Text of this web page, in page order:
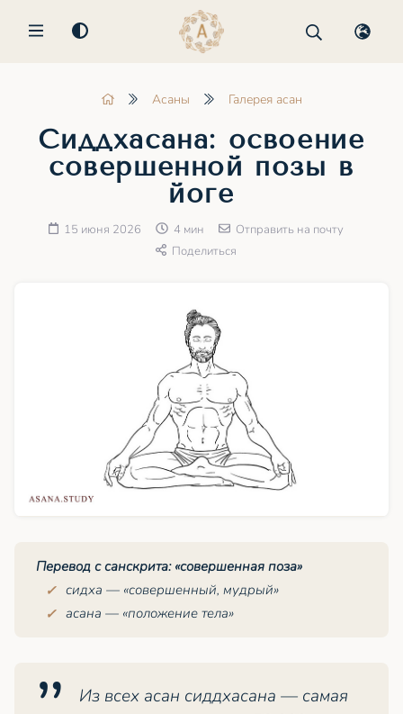
MENU
Асаны Галерея асан
Сиддхасана: освоение
совершенной позы в
йоге
15 июня 2026 4 мин
Отправить на почту
Поделиться
Перевод с санскрита: «совершенная поза»
сидха — «совершенный, мудрый»
асана — «положение тела»
Из всех асан сиддхасана — самая